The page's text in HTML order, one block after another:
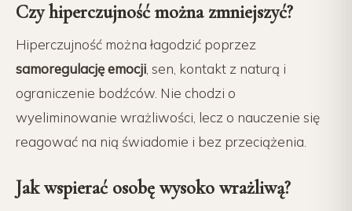
Czy hiperczujność można zmniejszyć?
Hiperczujność można łagodzić poprzez
samoregulację emocji , sen, kontakt z naturą i
ograniczenie bodźców. Nie chodzi o
wyeliminowanie wrażliwości, lecz o nauczenie się
reagować na nią świadomie i bez przeciążenia.
Jak wspierać osobę wysoko wrażliwą?